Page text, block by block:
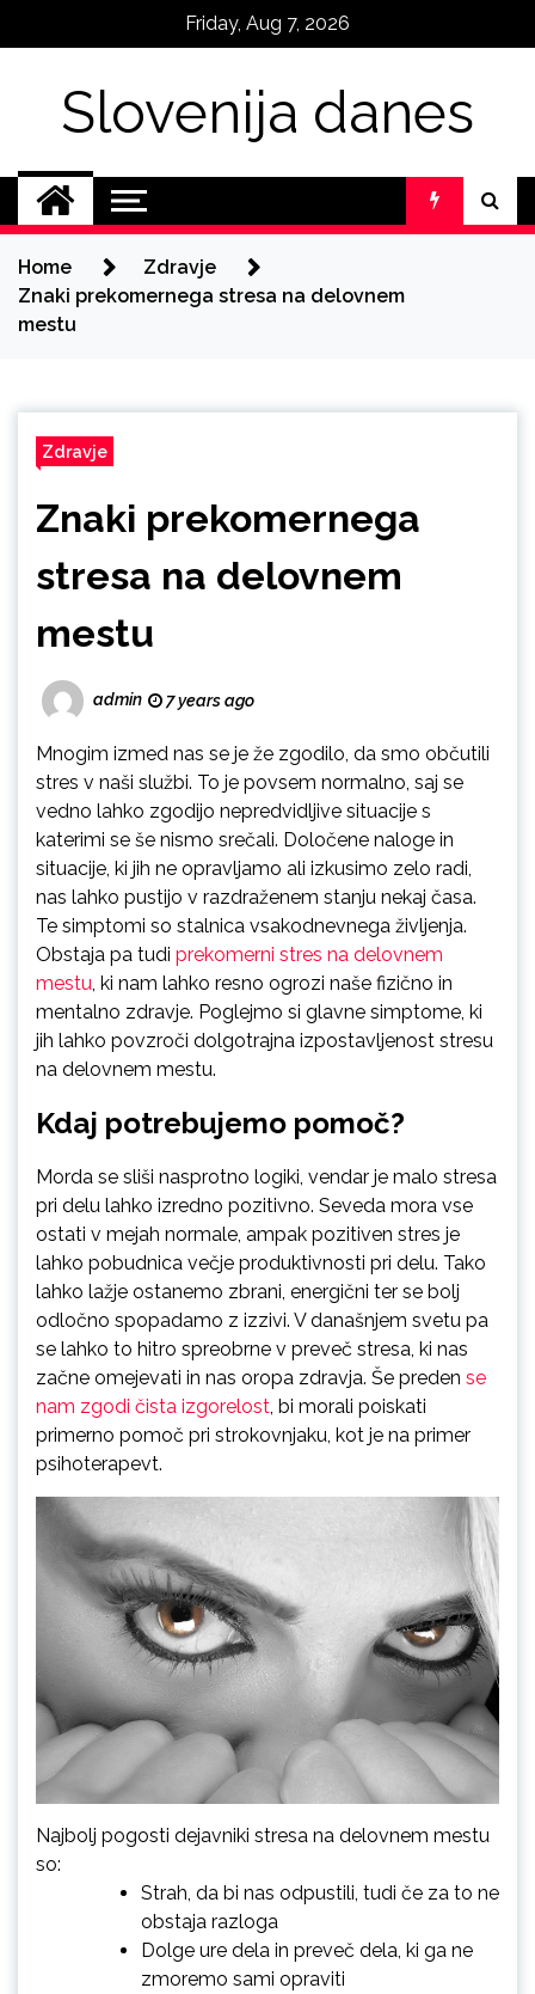
Friday, Aug 7, 2026
Slovenija danes
Home
Zdravje
Znaki prekomernega stresa na delovnem
mestu
Zdravje
Znaki prekomernega
stresa na delovnem
mestu
admin 7 years ago
Mnogim izmed nas se je že zgodilo, da smo občutili
stres v naši službi. To je povsem normalno, saj se
vedno lahko zgodijo nepredvidljive situacije s
katerimi se še nismo srečali. Določene naloge in
situacije, ki jih ne opravljamo ali izkusimo zelo radi,
nas lahko pustijo v razdraženem stanju nekaj časa.
Te simptomi so stalnica vsakodnevnega življenja.
Obstaja pa tudi prekomerni stres na delovnem
mestu, ki nam lahko resno ogrozi naše fizično in
mentalno zdravje. Poglejmo si glavne simptome, ki
jih lahko povzroči dolgotrajna izpostavljenost stresu
na delovnem mestu.
Kdaj potrebujemo pomoč?
Morda se sliši nasprotno logiki, vendar je malo stresa
pri delu lahko izredno pozitivno. Seveda mora vse
ostati v mejah normale, ampak pozitiven stres je
lahko pobudnica večje produktivnosti pri delu. Tako
lahko lažje ostanemo zbrani, energični ter se bolj
odločno spopadamo z izzivi. V današnjem svetu pa
se lahko to hitro spreobrne v preveč stresa, ki nas
začne omejevati in nas oropa zdravja. Še preden se
nam zgodi čista izgorelost, bi morali poiskati
primerno pomoč pri strokovnjaku, kot je na primer
psihoterapevt.
Najbolj pogosti dejavniki stresa na delovnem mestu
so:
Strah, da bi nas odpustili, tudi če za to ne
obstaja razloga
Dolge ure dela in preveč dela, ki ga ne
zmoremo sami opraviti